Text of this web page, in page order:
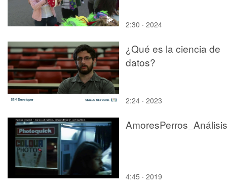
2:30 · 2024
¿Qué es la ciencia de
datos?
2:24 · 2023
4:45 · 2019